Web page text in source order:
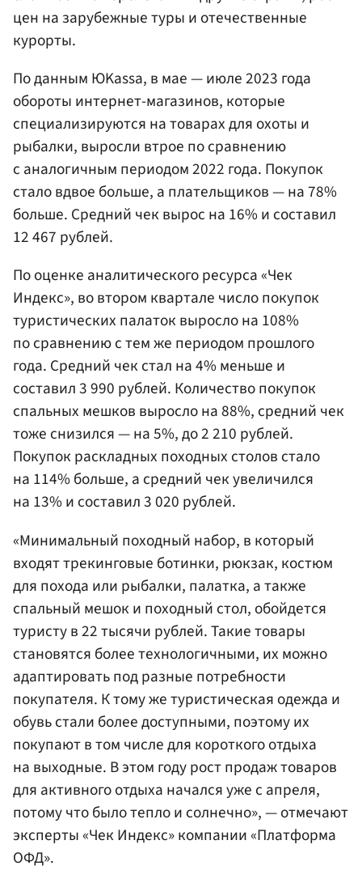
цен на зарубежные туры и отечественные
курорты.
По данным ЮKassa, в мае — июле 2023 года
обороты интернет-магазинов, которые
специализируются на товарах для охоты и
рыбалки, выросли втрое по сравнению
с аналогичным периодом 2022 года. Покупок
стало вдвое больше, а плательщиков — на 78%
больше. Средний чек вырос на 16% и составил
12 467 рублей.
По оценке аналитического ресурса «Чек
Индекс», во втором квартале число покупок
туристических палаток выросло на 108%
по сравнению с тем же периодом прошлого
года. Средний чек стал на 4% меньше и
составил 3 990 рублей. Количество покупок
спальных мешков выросло на 88%, средний чек
тоже снизился — на 5%, до 2 210 рублей.
Покупок раскладных походных столов стало
на 114% больше, а средний чек увеличился
на 13% и составил 3 020 рублей.
«Минимальный походный набор, в который
входят трекинговые ботинки, рюкзак, костюм
для похода или рыбалки, палатка, а также
спальный мешок и походный стол, обойдется
туристу в 22 тысячи рублей. Такие товары
становятся более технологичными, их можно
адаптировать под разные потребности
покупателя. К тому же туристическая одежда и
обувь стали более доступными, поэтому их
покупают в том числе для короткого отдыха
на выходные. В этом году рост продаж товаров
для активного отдыха начался уже с апреля,
потому что было тепло и солнечно», — отмечают
эксперты «Чек Индекс» компании «Платформа
ОФД».